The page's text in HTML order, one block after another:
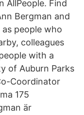
AllPeople. Find
Bergman and
people who
colleagues
with a
of Auburn Parks
Coordinator
175
är